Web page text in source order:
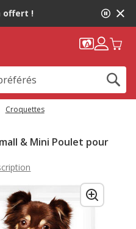
avec Animalis+ |
Croquettes
& Mini Poulet pour